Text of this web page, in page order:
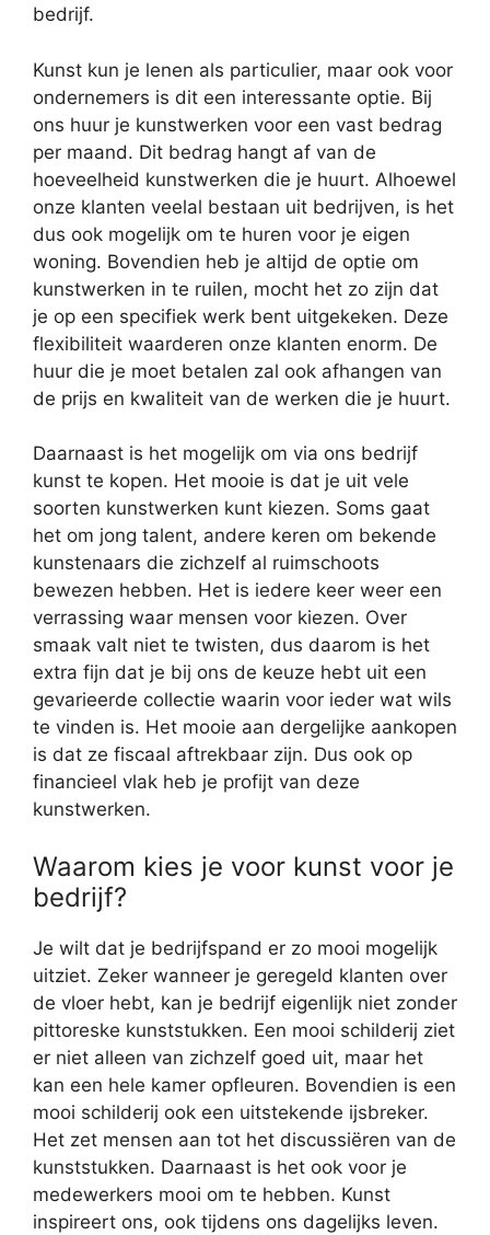
bedrijf.
Kunst kun je lenen als particulier, maar ook voor
ondernemers is dit een interessante optie. Bij
ons huur je kunstwerken voor een vast bedrag
per maand. Dit bedrag hangt af van de
hoeveelheid kunstwerken die je huurt. Alhoewel
onze klanten veelal bestaan uit bedrijven, is het
dus ook mogelijk om te huren voor je eigen
woning. Bovendien heb je altijd de optie om
kunstwerken in te ruilen, mocht het zo zijn dat
je op een specifiek werk bent uitgekeken. Deze
flexibiliteit waarderen onze klanten enorm. De
huur die je moet betalen zal ook afhangen van
de prijs en kwaliteit van de werken die je huurt.
Daarnaast is het mogelijk om via ons bedrijf
kunst te kopen. Het mooie is dat je uit vele
soorten kunstwerken kunt kiezen. Soms gaat
het om jong talent, andere keren om bekende
kunstenaars die zichzelf al ruimschoots
bewezen hebben. Het is iedere keer weer een
verrassing waar mensen voor kiezen. Over
smaak valt niet te twisten, dus daarom is het
extra fijn dat je bij ons de keuze hebt uit een
gevarieerde collectie waarin voor ieder wat wils
te vinden is. Het mooie aan dergelijke aankopen
is dat ze fiscaal aftrekbaar zijn. Dus ook op
financieel vlak heb je profijt van deze
kunstwerken.
Waarom kies je voor kunst voor je
bedrijf?
Je wilt dat je bedrijfspand er zo mooi mogelijk
uitziet. Zeker wanneer je geregeld klanten over
de vloer hebt, kan je bedrijf eigenlijk niet zonder
pittoreske kunststukken. Een mooi schilderij ziet
er niet alleen van zichzelf goed uit, maar het
kan een hele kamer opfleuren. Bovendien is een
mooi schilderij ook een uitstekende ijsbreker.
Het zet mensen aan tot het discussiëren van de
kunststukken. Daarnaast is het ook voor je
medewerkers mooi om te hebben. Kunst
inspireert ons, ook tijdens ons dagelijks leven.